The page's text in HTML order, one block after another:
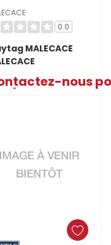
prix
0.0
MALECACE
nous